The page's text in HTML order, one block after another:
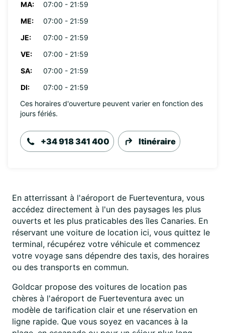
MA:
07:00 - 21:59
ME:
07:00 - 21:59
JE:
07:00 - 21:59
VE:
07:00 - 21:59
SA:
07:00 - 21:59
DI:
07:00 - 21:59
Ces horaires d'ouverture peuvent varier en fonction des
jours fériés.
+34 918 341 400 Itinéraire
En atterrissant à l'aéroport de Fuerteventura, vous
accédez directement à l'un des paysages les plus
ouverts et les plus praticables des îles Canaries. En
réservant une voiture de location ici, vous quittez le
terminal, récupérez votre véhicule et commencez
votre voyage sans dépendre des taxis, des horaires
ou des transports en commun.
Goldcar propose des voitures de location pas
chères à l'aéroport de Fuerteventura avec un
modèle de tarification clair et une réservation en
ligne rapide. Que vous soyez en vacances à la